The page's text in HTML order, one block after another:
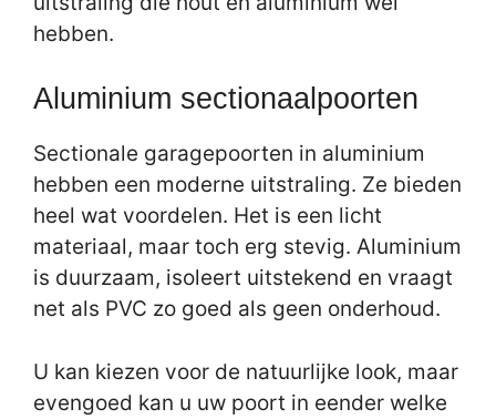
hebben.
Aluminium sectionaalpoorten
Sectionale garagepoorten in aluminium
hebben een moderne uitstraling. Ze bieden
heel wat voordelen. Het is een licht
materiaal, maar toch erg stevig. Aluminium
is duurzaam, isoleert uitstekend en vraagt
net als PVC zo goed als geen onderhoud.
U kan kiezen voor de natuurlijke look, maar
evengoed kan u uw poort in eender welke